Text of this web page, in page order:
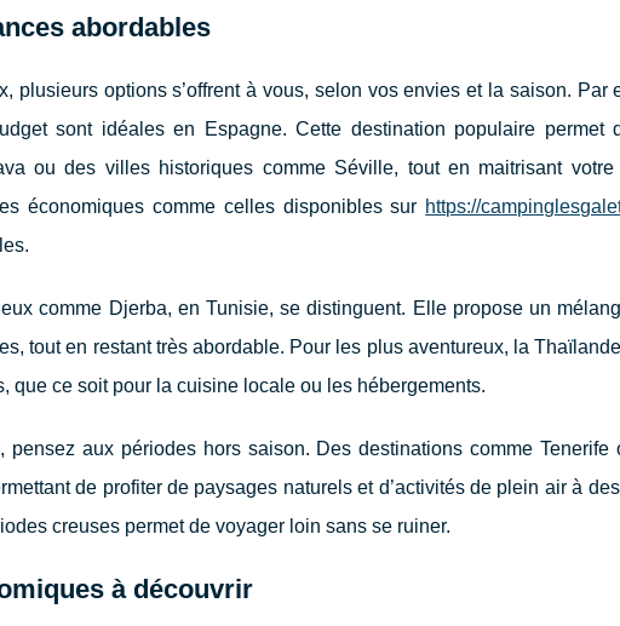
abordables
plusieurs options s’offrent à vous, selon vos envies et la saison. Par
sont idéales en Espagne. Cette destination populaire permet
ou des villes historiques comme Séville, tout en maitrisant votre
économiques comme celles disponibles sur https://
comme Djerba, en Tunisie, se distinguent. Elle propose un
tout en restant très abordable. Pour les plus aventureux, la
que ce soit pour la cuisine locale ou les hébergements.
pensez aux périodes hors saison. Des destinations comme Tenerife
de profiter de paysages naturels et d’activités de plein air à
creuses permet de voyager loin sans se ruiner.
à découvrir